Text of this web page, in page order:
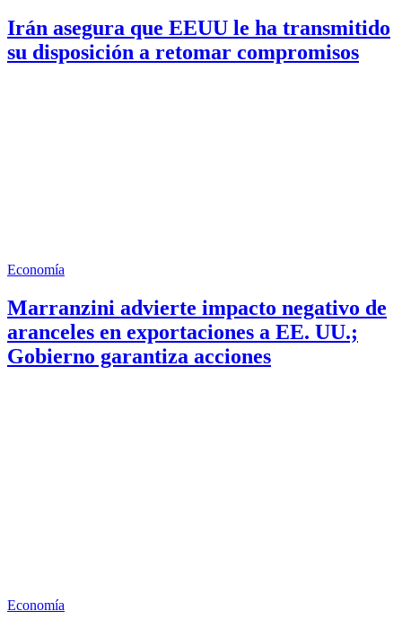
Irán asegura que EEUU le ha transmitido
su disposición a retomar compromisos
Economía
Marranzini advierte impacto negativo de
aranceles en exportaciones a EE. UU.;
Gobierno garantiza acciones
Economía